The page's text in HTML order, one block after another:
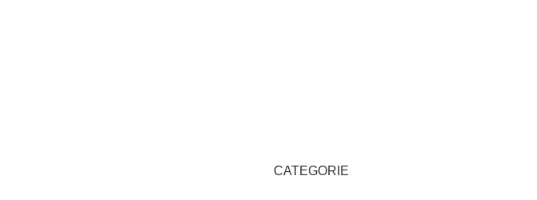
CATEGORIE